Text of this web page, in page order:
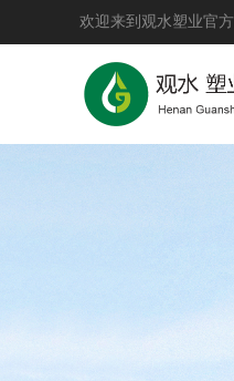
欢迎来到观水塑业官方